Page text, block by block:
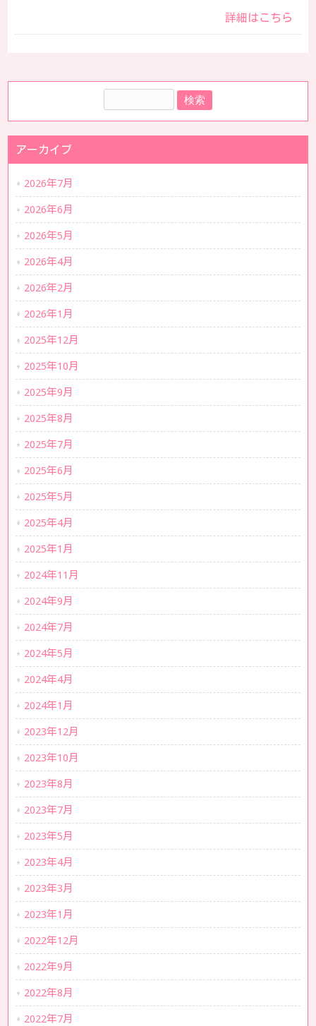
詳細はこちら
アーカイブ
2026年7月
2026年6月
2026年5月
2026年4月
2026年2月
2026年1月
2025年12月
2025年10月
2025年9月
2025年8月
2025年7月
2025年6月
2025年5月
2025年4月
2025年1月
2024年11月
2024年9月
2024年7月
2024年5月
2024年4月
2024年1月
2023年12月
2023年10月
2023年8月
2023年7月
2023年5月
2023年4月
2023年3月
2023年1月
2022年12月
2022年9月
2022年8月
2022年7月